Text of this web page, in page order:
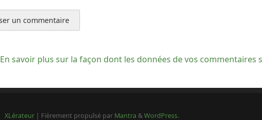
En savoir plus sur la façon dont les données de vos commentaires
XLérateur | Fièrement propulsé par Mantra &WordPress.